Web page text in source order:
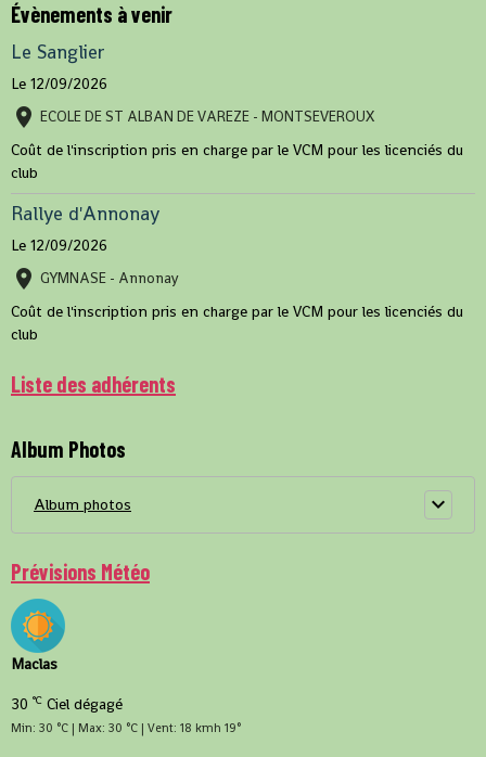
Évènements à venir
Le Sanglier
Le 12/09/2026
ECOLE DE ST ALBAN DE VAREZE - MONTSEVEROUX
Coût de l'inscription pris en charge par le VCM pour les licenciés du
club
Rallye d'Annonay
Le 12/09/2026
GYMNASE - Annonay
Coût de l'inscription pris en charge par le VCM pour les licenciés du
club
Liste des adhérents
Album Photos
Album photos
Prévisions Météo
Maclas
30 °C Ciel dégagé
Min: 30 °C | Max: 30 °C | Vent: 18 kmh 19°